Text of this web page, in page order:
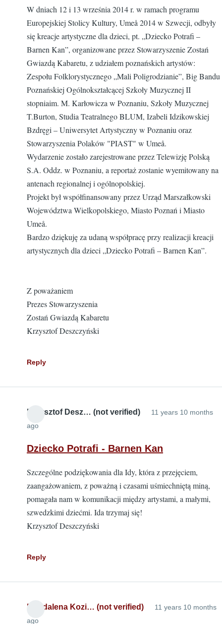
W dniach 12 i 13 września 2014 r. w ramach programu
Europejskiej Stolicy Kultury, Umeå 2014 w Szwecji, odbyły
się kreacje artystyczne dla dzieci, pt. „Dziecko Potrafi –
Barnen Kan”, organizowane przez Stowarzyszenie Zostań
Gwiazdą Kabaretu, z udziałem poznańskich artystów:
Zespołu Folklorystycznego „Mali Poligrodzianie”, Big Bandu
Poznańskiej Ogólnokształcącej Szkoły Muzycznej II
stopniaim. M. Karłowicza w Poznaniu, Szkoły Muzycznej
T.Burton, Studia Teatralnego BLUM, Izabeli Idzikowskiej
Bzdręgi – Uniwersytet Artystyczny w Poznaniu oraz
Stowarzyszenia Polaków "PIAST" w Umeå.
Wydarzenie zostało zarejestrowane przez Telewizję Polską
S.A. Oddz. w Poznaniu, a reportaż zostanie wyemitowany na
antenach regionalnej i ogólnopolskiej.
Projekt był współfinansowany przez Urząd Marszałkowski
Województwa Wielkopolskiego, Miasto Poznań i Miasto
Umeå.
Bardzo dziękuję za udaną współpracę przy realizacji kreacji
artystycznych dla dzieci „Dziecko Potrafi – Barnen Kan”.
Z poważaniem
Prezes Stowarzyszenia
Zostań Gwiazdą Kabaretu
Krzysztof Deszczyński
Reply
Krzysztof Desz… (not verified)
11 years 10 months
ago
Dziecko Potrafi - Barnen Kan
Szczególne podziękowania dla Idy, która z przejęciem,
zaangażowaniem, z poważną i czasami uśmiechniętą miną,
pomagała nam w komunikacji między artystami, a małymi,
szwedzkimi dziećmi. Ida trzymaj się!
Krzysztof Deszczyński
Reply
Magdalena Kozi… (not verified)
11 years 10 months
ago